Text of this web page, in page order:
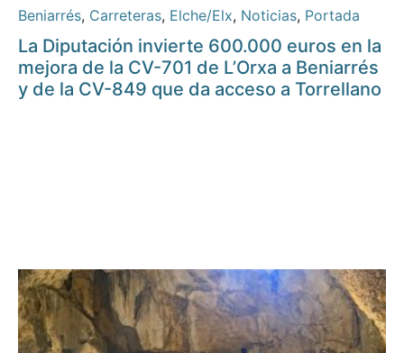
Beniarrés, Carreteras, Elche/Elx, Noticias, Portada
La Diputación invierte 600.000 euros en la
mejora de la CV-701 de L’Orxa a Beniarrés
y de la CV-849 que da acceso a Torrellano